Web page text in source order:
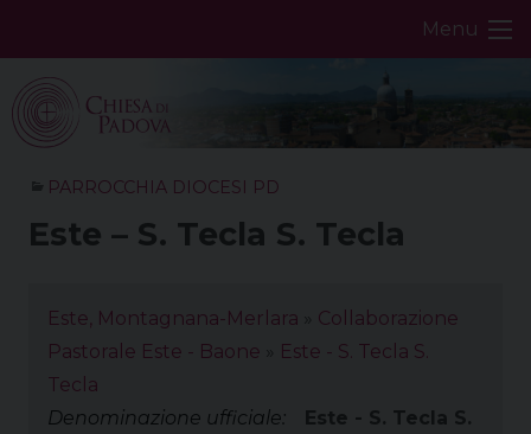
Menu
PARROCCHIA DIOCESI PD
Este – S. Tecla S. Tecla
Este, Montagnana-Merlara
Collaborazione
Pastorale Este - Baone
Este - S. Tecla S.
Tecla
Denominazione ufficiale:
Este - S. Tecla S.